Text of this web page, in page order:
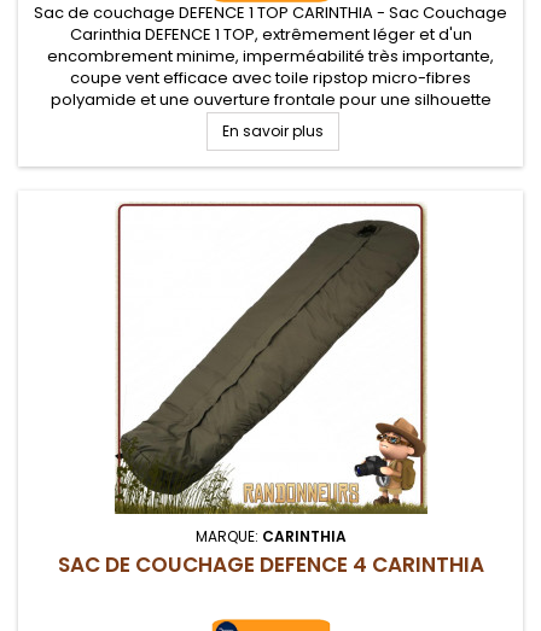
Sac de couchage DEFENCE 1 TOP CARINTHIA - Sac Couchage
Carinthia DEFENCE 1 TOP, extrêmement léger et d'un
encombrement minime, imperméabilité très importante,
coupe vent efficace avec toile ripstop micro-fibres
polyamide et une ouverture frontale pour une silhouette
"momie", pour tous loisirs bushcraft nature. Température
confort de +3°C
En savoir plus
MARQUE: CARINTHIA
SAC DE COUCHAGE DEFENCE 4 CARINTHIA